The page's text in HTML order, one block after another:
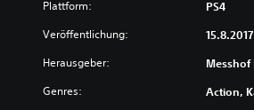
Plattform: PS4
Veröffentlichung: 15.8.2017
Herausgeber: Messhof
Genres: Action,